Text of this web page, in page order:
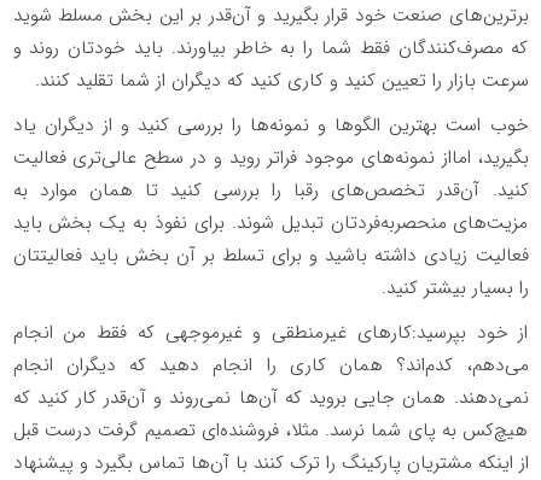
برترین‌های صنعت خود قرار بگیرید و آن‌قدر بر این بخش مسلط شوید
که مصرف‌کنندگان فقط شما را به خاطر بیاورند. باید خودتان روند و
سرعت بازار را تعیین کنید و کاری کنید که دیگران از شما تقلید کنند.
خوب است بهترین الگوها و نمونه‌ها را بررسی کنید و از دیگران یاد
بگیرید، امااز نمونه‌های موجود فراتر روید و در سطح عالی‌تری فعالیت
کنید. آن‌قدر تخصص‌های رقبا را بررسی کنید تا همان موارد به
مزیت‌های منحصربه‌فردتان تبدیل شوند. برای نفوذ به یک بخش باید
فعالیت زیادی داشته باشید و برای تسلط بر آن بخش باید فعالیتتان
را بسیار بیشتر کنید.
از خود بپرسید:کارهای غیرمنطقی و غیرموجهی که فقط من انجام
می‌دهم، کدم‌اند؟ همان کاری را انجام دهید که دیگران انجام
نمی‌دهند. همان جایی بروید که آن‌ها نمی‌روند و آن‌قدر کار کنید که
هیچ‌کس به پای شما نرسد. مثلا، فروشنده‌ای تصمیم گرفت درست قبل
از اینکه مشتریان پارکینگ را ترک کنند با آن‌ها تماس بگیرد و پیشنهاد